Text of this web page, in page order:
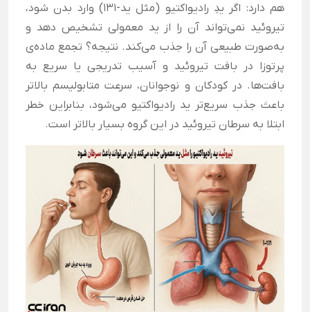
هم دارد: اگر یدِ رادیواکتیو (مثل ید-۱۳۱) وارد بدن شود،
تیروئید نمی‌تواند آن را از ید معمولی تشخیص دهد و
به‌صورت طبیعی آن را جذب می‌کند. نتیجه؟ تجمع ماده‌ی
پرتوزا در بافت تیروئید و آسیب تدریجی یا سریع به
بافت‌ها. در کودکان و نوجوانان، سرعت متابولیسم بالاتر
باعث جذب سریع‌تر ید رادیواکتیو می‌شود، بنابراین خطر
ابتلا به سرطان تیروئید در این گروه بسیار بالاتر است.